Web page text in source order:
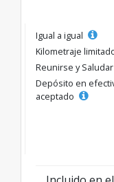
Igual a igual
Kilometraje
Reunirse y Saludar
Depósito en
aceptado